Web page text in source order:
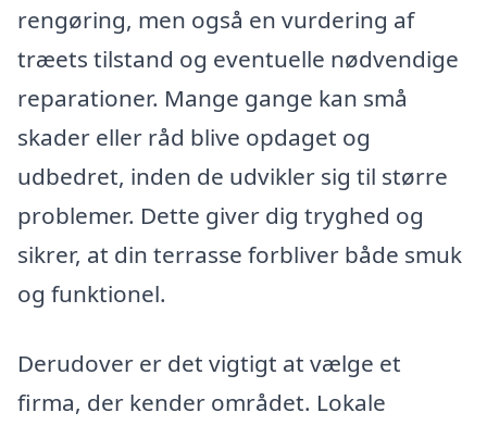
rengøring, men også en vurdering af
træets tilstand og eventuelle nødvendige
reparationer. Mange gange kan små
skader eller råd blive opdaget og
udbedret, inden de udvikler sig til større
problemer. Dette giver dig tryghed og
sikrer, at din terrasse forbliver både smuk
og funktionel.
Derudover er det vigtigt at vælge et
firma, der kender området. Lokale